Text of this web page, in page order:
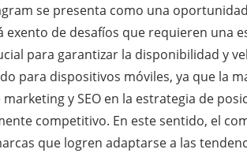
se presenta como una
de desafíos que requieren una
para garantizar la disponibilidad y
para dispositivos móviles, ya que la
y SEO en la estrategia de
competitivo. En este sentido, el
que logren adaptarse a las